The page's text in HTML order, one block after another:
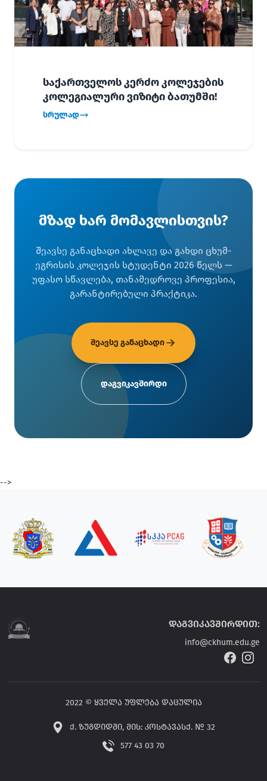
საქართველოს კერძო კოლეჯების
კოლეგიალური ვიზიტი ბათუმში!
სრულად
მზად ხარ მომავლისთვის?
შეავსე განაცხადი ახლავე და გახდი ცხუმ-
ეგრისის კოლეჯის სტუდენტი 2026 წელს —
უფასო სწავლება, თანამედროვე პროფესია,
გარანტირებული პრაქტიკა.
შეავსე განაცხადი
დაგვიკავშირდი
-->
დაგვიკავშირდით:
info@ckhum.edu.ge
2022 © ყველა უფლება დაცულია
ქ. ზუგდიდში, მის: კოსტავასქ. № 32
577 43 03 70